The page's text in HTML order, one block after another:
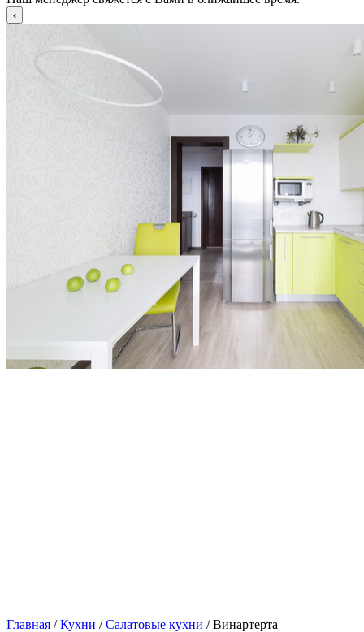
Главная /Кухни /Салатовые кухни / Винартерта